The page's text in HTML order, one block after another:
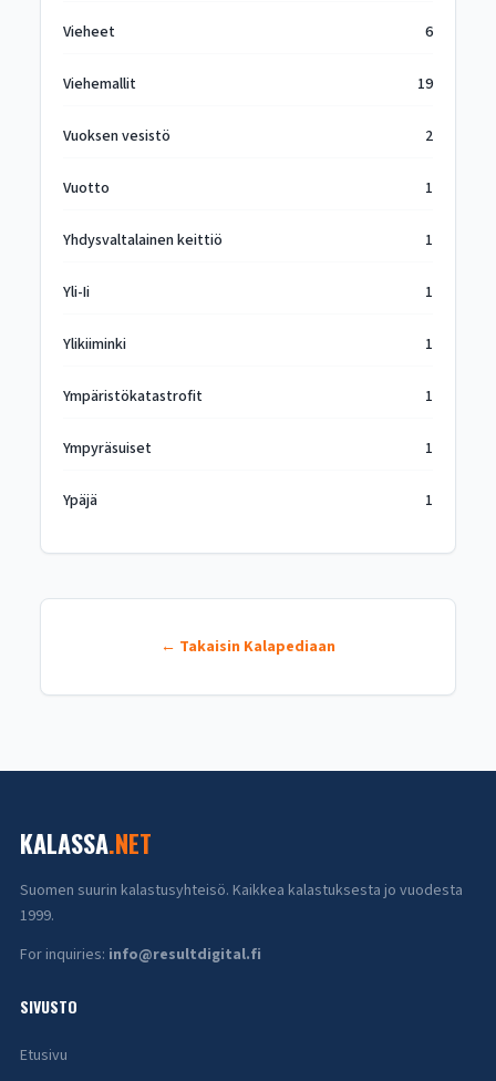
Vieheet 6
Viehemallit 19
Vuoksen vesistö 2
Vuotto 1
Yhdysvaltalainen keittiö 1
Yli-Ii 1
Ylikiiminki 1
Ympäristökatastrofit 1
Ympyräsuiset 1
Ypäjä 1
← Takaisin Kalapediaan
KALASSA.NET
Suomen suurin kalastusyhteisö. Kaikkea kalastuksesta jo vuodesta
1999.
For inquiries: info@resultdigital.fi
SIVUSTO
Etusivu